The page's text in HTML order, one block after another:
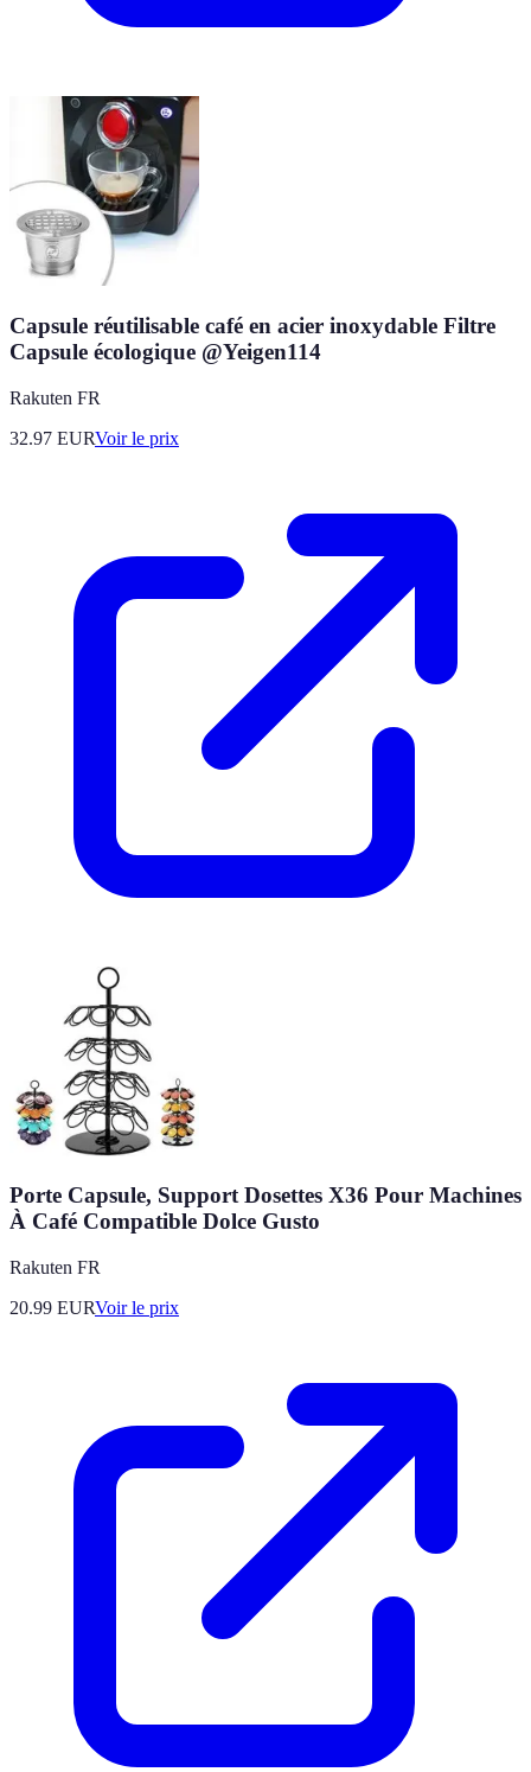
Capsule réutilisable café en acier inoxydable Filtre
Capsule écologique @Yeigen114
Rakuten FR
32.97 EURVoir le prix
Porte Capsule, Support Dosettes X36 Pour Machines
À Café Compatible Dolce Gusto
Rakuten FR
20.99 EURVoir le prix